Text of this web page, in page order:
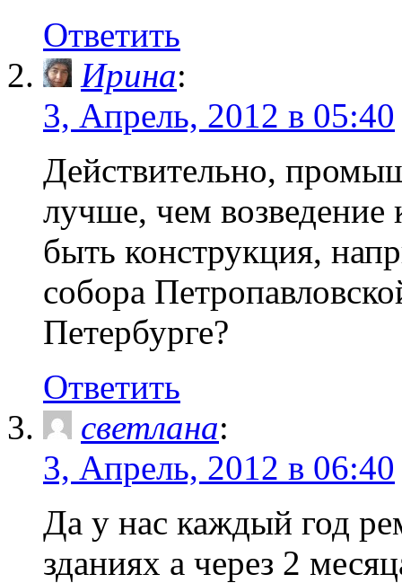
Ответить
Ирина:
3, Апрель, 2012 в 05:40
Действительно,
лучше, чем возведение
быть конструкция,
собора
Петербурге?
Ответить
светлана:
3, Апрель, 2012 в 06:40
Да у нас каждый год
зданиях а через 2